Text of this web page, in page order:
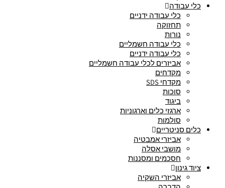
כלי עבודה
כלי עבודה ידניים
תחזוקה
נורות
כלי עבודה חשמליים
כלי עבודה ידניים
אביזרים לכלי עבודה חשמליים
מקדחים
מקדחי SDS
סוכות
ביגוד
ארגזי כלים וארגוניות
סולמות
כלים סניטריים
אביזרי אמבטיה
מושבי אסלה
חסכמים ומסננות
ציוד גינון
אביזרי השקיה